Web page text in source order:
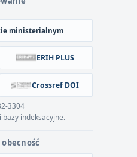
ministerialnym
ERIH PLUS
Crossref DOI
3304
indeksacyjne.